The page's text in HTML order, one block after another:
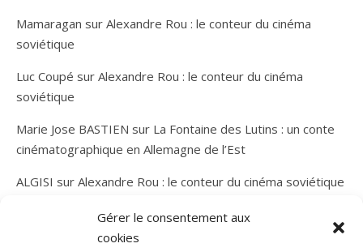
Gérer le consentement aux
cookies
Mamaragan sur Alexandre Rou : le conteur du cinéma
soviétique
Luc Coupé sur Alexandre Rou : le conteur du cinéma
soviétique
Marie Jose BASTIEN sur La Fontaine des Lutins : un conte
cinématographique en Allemagne de l’Est
ALGISI sur Alexandre Rou : le conteur du cinéma soviétique